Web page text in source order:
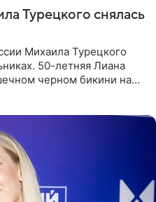
Турецкого снялась
Михаила Турецкого
50-летняя Лиана
черном бикини на